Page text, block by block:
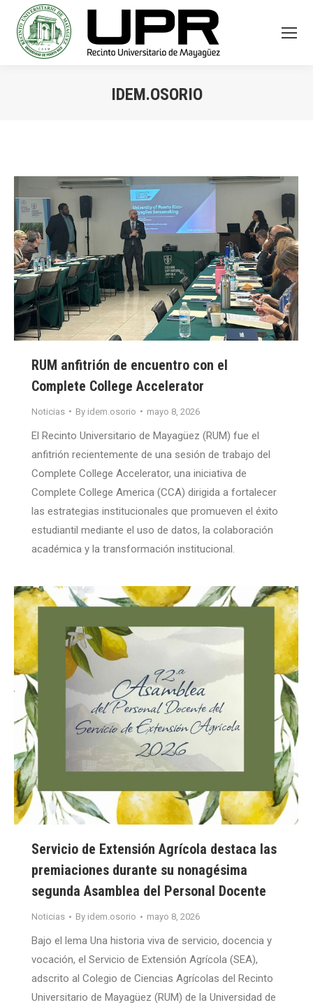
IDEM.OSORIO
RUM anfitrión de encuentro con el
Complete College Accelerator
Noticias By idem.osorio mayo 8, 2026
El Recinto Universitario de Mayagüez (RUM) fue el
anfitrión recientemente de una sesión de trabajo del
Complete College Accelerator, una iniciativa de
Complete College America (CCA) dirigida a fortalecer
las estrategias institucionales que promueven el éxito
estudiantil mediante el uso de datos, la colaboración
académica y la transformación institucional.
Servicio de Extensión Agrícola destaca las
premiaciones durante su nonagésima
segunda Asamblea del Personal Docente
Noticias By idem.osorio mayo 8, 2026
Bajo el lema Una historia viva de servicio, docencia y
vocación, el Servicio de Extensión Agrícola (SEA),
adscrito al Colegio de Ciencias Agrícolas del Recinto
Universitario de Mayagüez (RUM) de la Universidad de